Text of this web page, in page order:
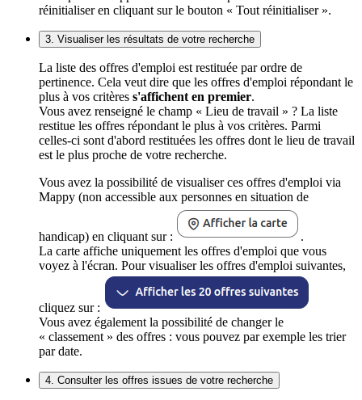
réinitialiser en cliquant sur le bouton « Tout réinitialiser ».
3. Visualiser les résultats de votre recherche
La liste des offres d'emploi est restituée par ordre de
pertinence. Cela veut dire que les offres d'emploi répondant le
plus à vos critères s'affichent en premier.
Vous avez renseigné le champ « Lieu de travail » ? La liste
restitue les offres répondant le plus à vos critères. Parmi
celles-ci sont d'abord restituées les offres dont le lieu de travail
est le plus proche de votre recherche.
Vous avez la possibilité de visualiser ces offres d'emploi via
Mappy (non accessible aux personnes en situation de
handicap) en cliquant sur :
.
La carte affiche uniquement les offres d'emploi que vous
voyez à l'écran. Pour visualiser les offres d'emploi suivantes,
cliquez sur :
Vous avez également la possibilité de changer le
« classement » des offres : vous pouvez par exemple les trier
par date.
4. Consulter les offres issues de votre recherche